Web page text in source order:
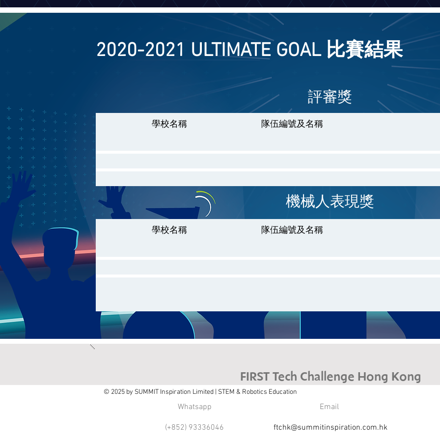
2020-2021 ULTIMATE GOAL 比賽結果
評審獎
學校名稱 隊伍編號及名稱
機械人表現獎
學校名稱 隊伍編號及名稱
FIRST Tech Challenge Hong Kong
Whatsapp
(+852) 93336046
Email
ftchk@summitinspiration.com.hk
© 2025 by SUMMIT Inspiration Limited | STEM & Robotics Education